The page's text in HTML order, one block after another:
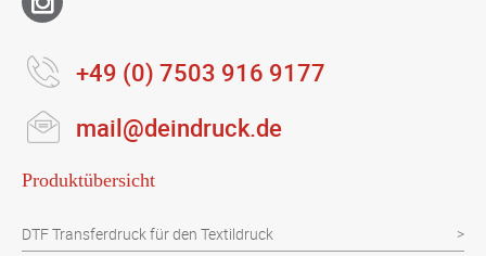
+49 (0) 7503 916 9177
mail@deindruck.de
Produktübersicht
DTF Transferdruck für den Textildruck